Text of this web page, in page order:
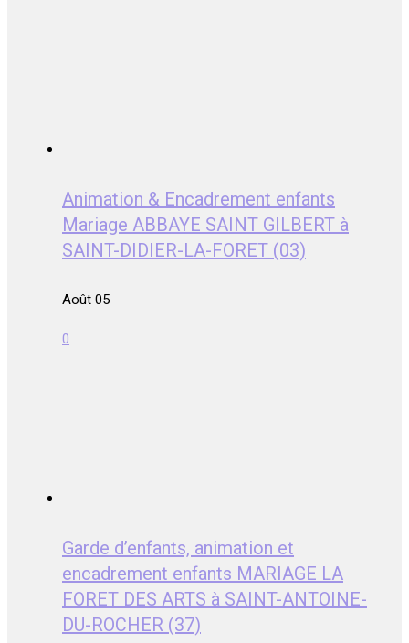
Animation & Encadrement enfants
Mariage ABBAYE SAINT GILBERT à
SAINT-DIDIER-LA-FORET (03)
Août 05
0
Garde d’enfants, animation et
encadrement enfants MARIAGE LA
FORET DES ARTS à SAINT-ANTOINE-
DU-ROCHER (37)